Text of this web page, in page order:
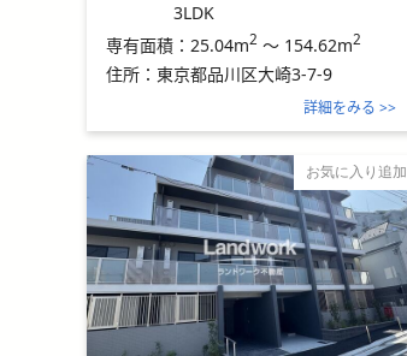
3LDK
専有面積： 25.04m2 ～ 154.62m2
住所： 東京都品川区大崎3-7-9
詳細をみる >>
お気に入り追加